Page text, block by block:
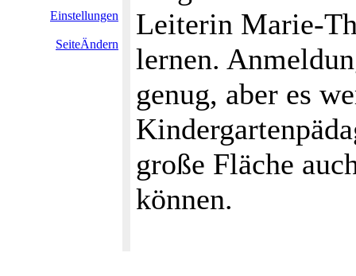
Einstellungen
SeiteÄndern
Leiterin Marie-
lernen.
genug, aber es
große Fläche
können.